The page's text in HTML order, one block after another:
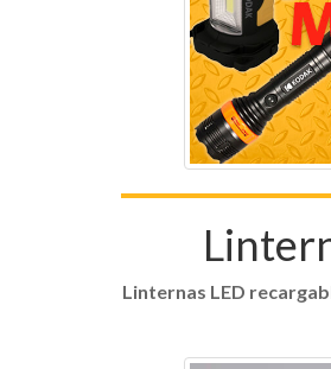
Linternas LED